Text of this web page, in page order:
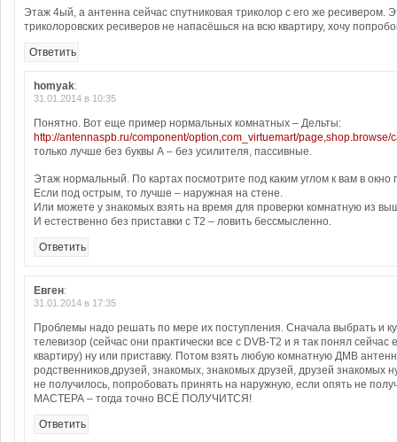
Этаж 4ый, а антенна сейчас спутниковая триколор с его же ресивером.
триколоровских ресиверов не напасёшься на всю квартиру, хочу
Ответить
homyak:
31.01.2014 в 10:35
Понятно. Вот еще пример нормальных комнатных – Дельты:
http://antennaspb.ru/component/option,com_virtuemart/page,shop.browse/
только лучше без буквы А – без усилителя, пассивные.
Этаж нормальный. По картах посмотрите под каким углом к вам в окно
Если под острым, то лучше – наружная на стене.
Или можете у знакомых взять на время для проверки комнатную из
И естественно без приставки с Т2 – ловить бессмысленно.
Ответить
Евген:
31.01.2014 в 17:35
Проблемы надо решать по мере их поступления. Сначала выбрать и
телевизор (сейчас они практически все с DVB-T2 и я так понял сейчас
квартиру) ну или приставку. Потом взять любую комнатную ДМВ
родственников,друзей, знакомых, знакомых друзей, друзей знакомых
не получилось, попробовать принять на наружную, если опять не
МАСТЕРА – тогда точно ВСЁ ПОЛУЧИТСЯ!
Ответить